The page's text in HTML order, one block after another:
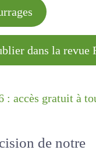
dans la
: accès gratuit